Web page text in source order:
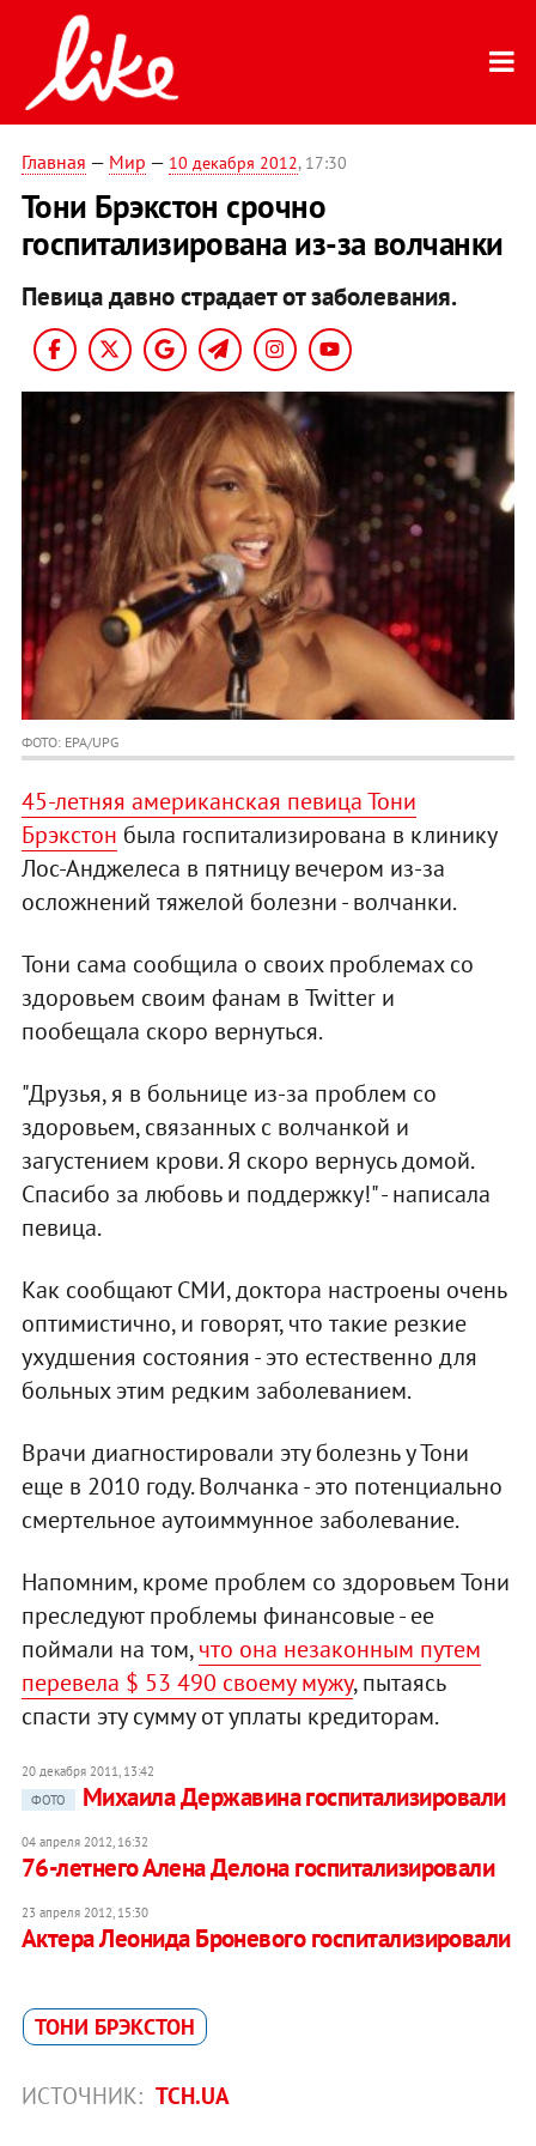
Главная — Мир — 10 декабря 2012, 17:30
Тони Брэкстон срочно
госпитализирована из-за волчанки
Певица давно страдает от заболевания.
ФОТО: EPA/UPG
45-летняя американская певица Тони
Брэкстон была госпитализирована в клинику
Лос-Анджелеса в пятницу вечером из-за
осложнений тяжелой болезни - волчанки.
Тони сама сообщила о своих проблемах со
здоровьем своим фанам в Twitter и
пообещала скоро вернуться.
"Друзья, я в больнице из-за проблем со
здоровьем, связанных с волчанкой и
загустением крови. Я скоро вернусь домой.
Спасибо за любовь и поддержку!" - написала
певица.
Как сообщают СМИ, доктора настроены очень
оптимистично, и говорят, что такие резкие
ухудшения состояния - это естественно для
больных этим редким заболеванием.
Врачи диагностировали эту болезнь у Тони
еще в 2010 году. Волчанка - это потенциально
смертельное аутоиммунное заболевание.
Напомним, кроме проблем со здоровьем Тони
преследуют проблемы финансовые - ее
поймали на том,что она незаконным путем
перевела $ 53 490 своему мужу, пытаясь
спасти эту сумму от уплаты кредиторам.
20 декабря 2011, 13:42
ФОТО
Михаила Державина госпитализировали
04 апреля 2012, 16:32
76-летнего Алена Делона госпитализировали
23 апреля 2012, 15:30
Актера Леонида Броневого госпитализировали
ТОНИ БРЭКСТОН
ИСТОЧНИК: ТСН.UA